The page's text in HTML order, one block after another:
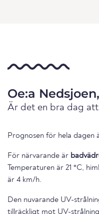
Oe:a
Är det en bra dag att
Prognosen för hela dagen
För närvarande är
Temperaturen är 21 °C,
är 4 km/h.
Den nuvarande UV-
tillräckligt mot UV-